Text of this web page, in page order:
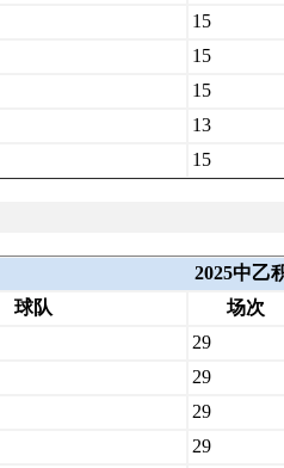
15
15
15
13
15
2025中乙
球队
场次
29
29
29
29